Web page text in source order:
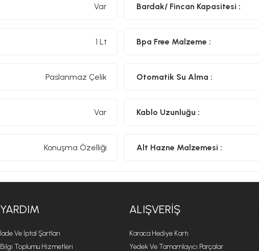
Otomatik Kapanma:Var
Garanti Süresi (Ay): 24
Var Bardak/ Fincan Kapasitesi :
1 Lt Bpa Free Malzeme :
Paslanmaz Çelik Otomatik Su Alma :
Var Kablo Uzunluğu :
Konuşma Özelliği Alt Hazne Malzemesi :
YARDIM
İade Ve İptal Şartları
Bilgi Toplumu Hizmetleri
ALIŞVERIŞ
Karaca Hediye Kartı
Yedek Ve Tamamlayıcı Parçalar